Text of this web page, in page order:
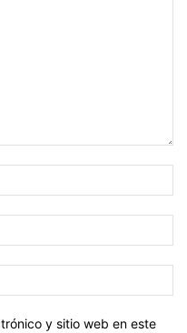
y sitio web en este